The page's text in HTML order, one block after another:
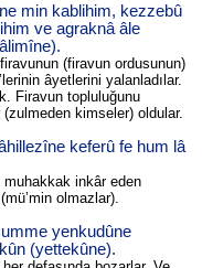
min kablihim, kezzebû
ve agraknâ âle
(firavun ordusunun)
âyetlerini yalanladılar.
Firavun topluluğunu
kimseler) oldular.
keferû fe hum lâ
muhakkak inkâr eden
olmazlar).
yenkudûne
(yettekûne).